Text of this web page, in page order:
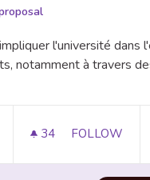
l'université dans
notamment à travers
34 34
FOLLOW